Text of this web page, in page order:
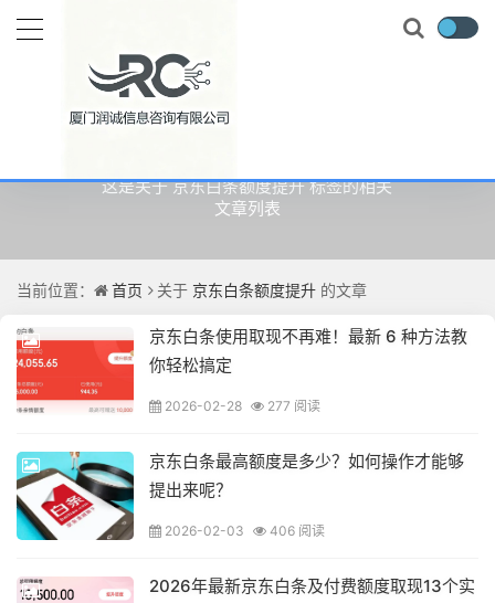
关于京东白条额度提升
这是关于 京东白条额度提升 标签的相关
文章列表
当前位置： 首页 关于 京东白条额度提升 的文章
京东白条使用取现不再难！最新 6 种方法教
你轻松搞定
2026-02-28 277 阅读
京东白条最高额度是多少？如何操作才能够
提出来呢？
2026-02-03 406 阅读
2026年最新京东白条及付费额度取现13个实